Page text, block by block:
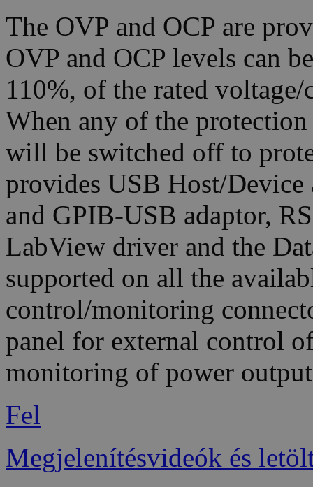
The OVP and OCP are
OVP and OCP levels can
110%, of the rated
When any of the
will be switched off to
provides USB Host/Device
and GPIB-USB adaptor,
LabView driver and the
supported on all the
control/monitoring
panel for external control
monitoring of power
Fel
Megjelenítésvideók és